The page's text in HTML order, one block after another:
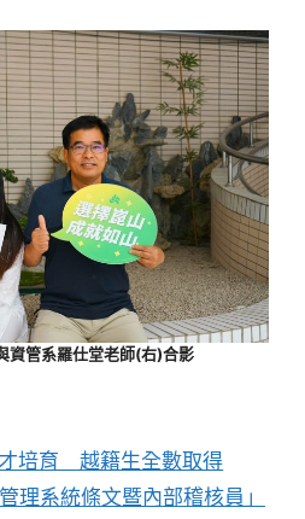
資管系羅仕堂老師(右)合影
培育 越籍生全數取得
理系統條文暨內部稽核員」